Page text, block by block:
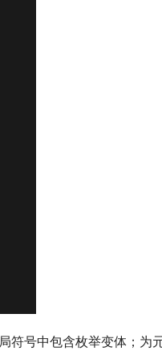
符号中包含枚举变体；为